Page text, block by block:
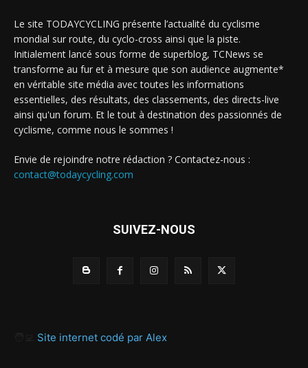
Le site TODAYCYCLING présente l’actualité du cyclisme
mondial sur route, du cyclo-cross ainsi que la piste.
Initialement lancé sous forme de superblog, TCNews se
transforme au fur et à mesure que son audience augmente*
en véritable site média avec toutes les informations
essentielles, des résultats, des classements, des directs-live
ainsi qu'un forum. Et le tout à destination des passionnés de
cyclisme, comme nous le sommes !
Envie de rejoindre notre rédaction ? Contactez-nous :
contact@todaycycling.com
SUIVEZ-NOUS
Site internet codé par Alex